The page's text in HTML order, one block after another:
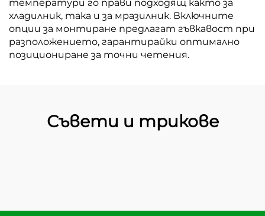
температури го прави подходящ както за
хладилник, така и за мразилник. Включните
опции за монтиране предлагат гъвкавост при
разположението, гарантирайки оптимално
позициониране за точни четения.
Съвети и трикове